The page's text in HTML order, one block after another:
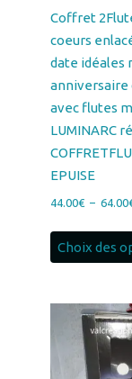
date idéales
anniversaire
avec flutes
LUMINARC
44.00€ – 64.00